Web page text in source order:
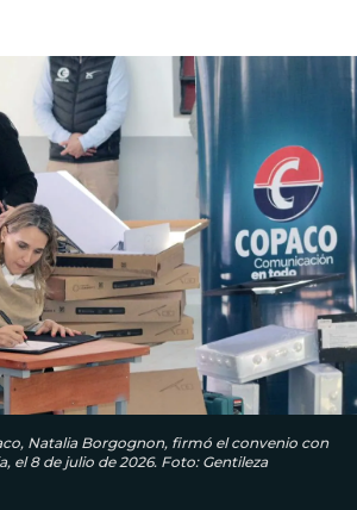
Natalia Borgognon, firmó el convenio con
el 8 de julio de 2026. Foto: Gentileza